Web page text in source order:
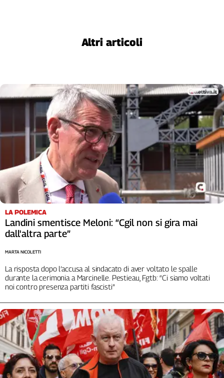
redazione
Newsletter
Altri articoli
LA POLEMICA
Landini smentisce Meloni: “Cgil non si gira mai
dall'altra parte”
La risposta dopo l’accusa al sindacato di aver voltato le spalle
durante la cerimonia a Marcinelle. Pestieau, Fgtb: “Ci siamo voltati
noi contro presenza partiti fascisti”
MARTA NICOLETTI